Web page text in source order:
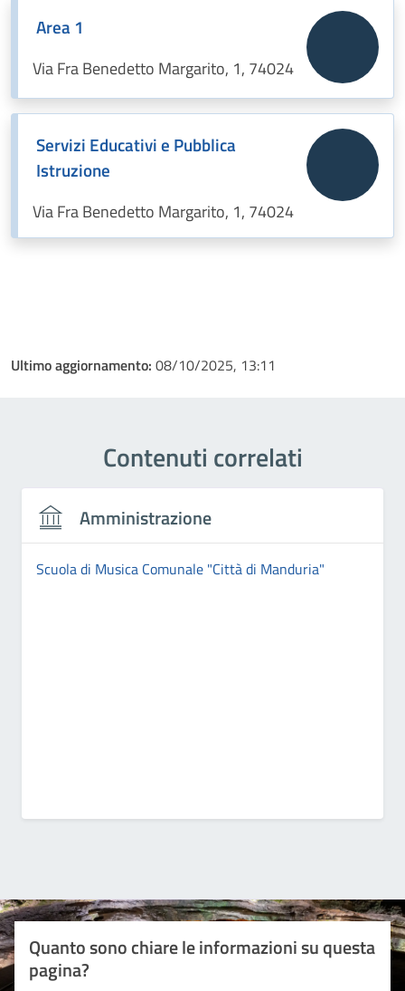
Area 1
Via Fra Benedetto Margarito, 1, 74024
Servizi Educativi e Pubblica
Istruzione
Via Fra Benedetto Margarito, 1, 74024
Ultimo aggiornamento: 08/10/2025, 13:11
Contenuti correlati
Amministrazione
Scuola di Musica Comunale "Città di Manduria"
Quanto sono chiare le informazioni su questa
pagina?